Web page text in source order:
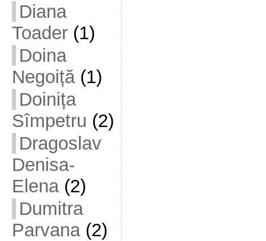
Diana
Toader(1)
Doina
Negoiță(1)
Doinița
Sîmpetru (2)
Dragoslav
Denisa-
Elena(2)
Dumitra
Parvana(2)